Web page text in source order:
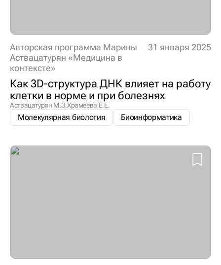
Авторская программа Марины
Аствацатурян «Медицина в
контексте»
31 января 2025
Как 3D-структура ДНК влияет на работу
клетки в норме и при болезнях
Аствацатурян М.З.Храмеева Е.Е.
Молекулярная биология Биоинформатика